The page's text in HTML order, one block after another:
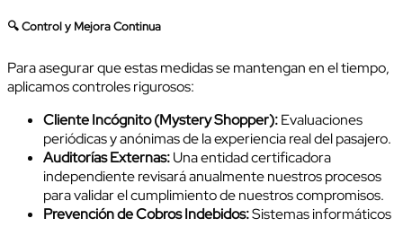
🔍 Control y Mejora Continua
Para asegurar que estas medidas se mantengan en el tiempo,
aplicamos controles rigurosos:
Cliente Incógnito (Mystery Shopper):Evaluaciones
periódicas y anónimas de la experiencia real del pasajero.
Auditorías Externas:Una entidad certificadora
independiente revisará anualmente nuestros procesos
para validar el cumplimiento de nuestros compromisos.
Prevención de Cobros Indebidos:Sistemas informáticos